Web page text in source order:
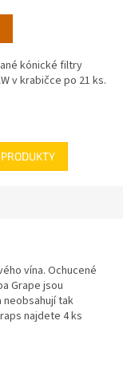
kónické filtry
v krabičce po 21 ks.
vína. Ochucené
Grape jsou
tak
najdete 4 ks